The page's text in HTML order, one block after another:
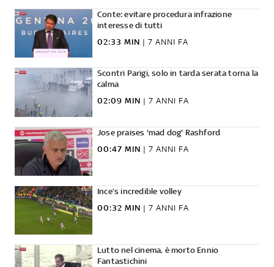
Conte: evitare procedura infrazione
interesse di tutti
02:33 MIN | 7 ANNI FA
Scontri Parigi, solo in tarda serata torna la
calma
02:09 MIN | 7 ANNI FA
Jose praises 'mad dog' Rashford
00:47 MIN | 7 ANNI FA
Ince’s incredible volley
00:32 MIN | 7 ANNI FA
Lutto nel cinema, è morto Ennio
Fantastichini